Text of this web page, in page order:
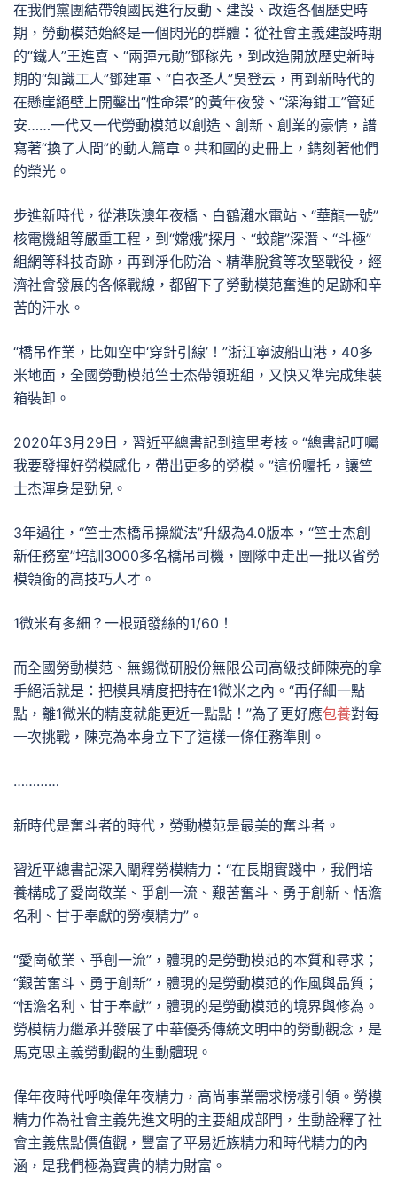
在我們黨團結帶領國民進行反動、建設、改造各個歷史時
期，勞動模范始終是一個閃光的群體：從社會主義建設時期
的“鐵人”王進喜、“兩彈元勛”鄧稼先，到改造開放歷史新時
期的“知識工人”鄧建軍、“白衣圣人”吳登云，再到新時代的
在懸崖絕壁上開鑿出“性命渠”的黃年夜發、“深海鉗工”管延
安……一代又一代勞動模范以創造、創新、創業的豪情，譜
寫著“換了人間”的動人篇章。共和國的史冊上，鐫刻著他們
的榮光。
步進新時代，從港珠澳年夜橋、白鶴灘水電站、“華龍一號”
核電機組等嚴重工程，到“嫦娥”探月、“蛟龍”深潛、“斗極”
組網等科技奇跡，再到淨化防治、精準脫貧等攻堅戰役，經
濟社會發展的各條戰線，都留下了勞動模范奮進的足跡和辛
苦的汗水。
“橋吊作業，比如空中‘穿針引線’！”浙江寧波船山港，40多
米地面，全國勞動模范竺士杰帶領班組，又快又準完成集裝
箱裝卸。
2020年3月29日，習近平總書記到這里考核。“總書記叮囑
我要發揮好勞模感化，帶出更多的勞模。”這份囑托，讓竺
士杰渾身是勁兒。
3年過往，“竺士杰橋吊操縱法”升級為4.0版本，“竺士杰創
新任務室”培訓3000多名橋吊司機，團隊中走出一批以省勞
模領銜的高技巧人才。
1微米有多細？一根頭發絲的1/60！
而全國勞動模范、無錫微研股份無限公司高級技師陳亮的拿
手絕活就是：把模具精度把持在1微米之內。“再仔細一點
點，離1微米的精度就能更近一點點！”為了更好應包養對每
一次挑戰，陳亮為本身立下了這樣一條任務準則。
…………
新時代是奮斗者的時代，勞動模范是最美的奮斗者。
習近平總書記深入闡釋勞模精力：“在長期實踐中，我們培
養構成了愛崗敬業、爭創一流、艱苦奮斗、勇于創新、恬澹
名利、甘于奉獻的勞模精力”。
“愛崗敬業、爭創一流”，體現的是勞動模范的本質和尋求；
“艱苦奮斗、勇于創新”，體現的是勞動模范的作風與品質；
“恬澹名利、甘于奉獻”，體現的是勞動模范的境界與修為。
勞模精力繼承并發展了中華優秀傳統文明中的勞動觀念，是
馬克思主義勞動觀的生動體現。
偉年夜時代呼喚偉年夜精力，高尚事業需求榜樣引領。勞模
精力作為社會主義先進文明的主要組成部門，生動詮釋了社
會主義焦點價值觀，豐富了平易近族精力和時代精力的內
涵，是我們極為寶貴的精力財富。